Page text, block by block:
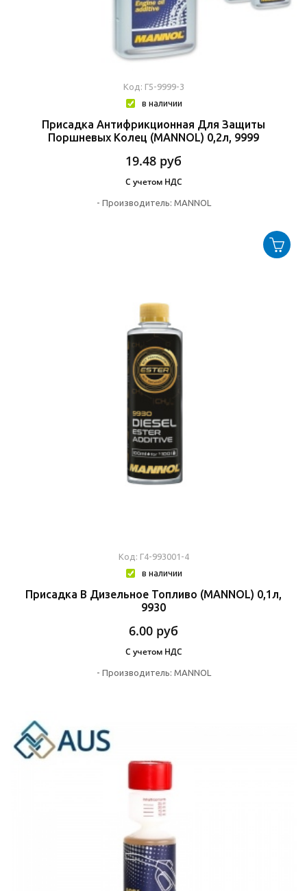
Код: Г5-9999-3
в наличии
Присадка Антифрикционная Для Защиты
Поршневых Колец (MANNOL) 0,2л, 9999
19.48 руб
С учетом НДС
- Производитель: MANNOL
Код: Г4-993001-4
в наличии
Присадка В Дизельное Топливо (MANNOL) 0,1л,
9930
6.00 руб
С учетом НДС
- Производитель: MANNOL